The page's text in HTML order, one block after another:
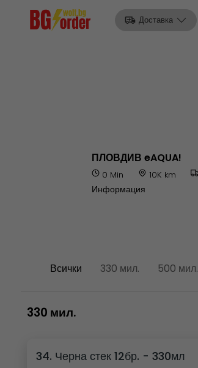
Доставка
ПЛОВДИВ eAQUA!
0 Min 10K km
Информация
Всички 330 мил. 500 мил.
330 мил.
34. Черна стек 12бр. - 330мл